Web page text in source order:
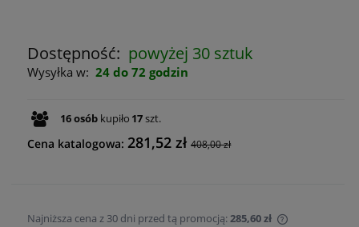
Dostępność: powyżej 30 sztuk
Wysyłka w: 24 do 72 godzin
16osób kupiło 17szt.
Cena katalogowa:281,52 zł 408,00 zł
Najniższa cena z 30 dni przed tą promocją:285,60 zł